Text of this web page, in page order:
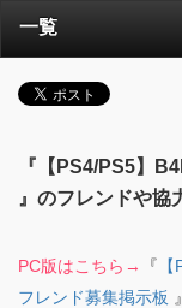
一覧
『【PS4/PS5】
』のフレンドや協
PC版はこちら→ 『
フレンド募集掲示板 』